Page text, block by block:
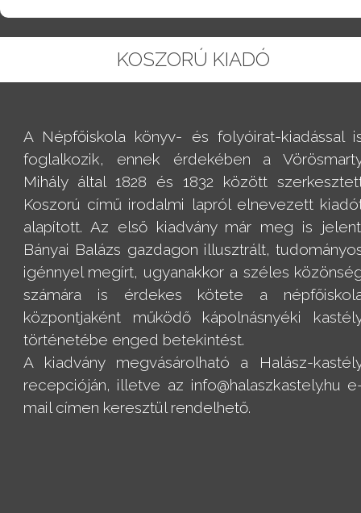
KOSZORÚ KIADÓ
A Népfőiskola könyv- és folyóirat-kiadással
foglalkozik, ennek érdekében a
Mihály által 1828 és 1832 között
Koszorú című irodalmi lapról elnevezett
alapított. Az első kiadvány már meg is
Bányai Balázs gazdagon illusztrált,
igénnyel megírt, ugyanakkor a széles
számára is érdekes kötete a
központjaként működő kápolnásnyéki
történetébe enged betekintést.
A kiadvány megvásárolható a Halász-
recepcióján, illetve az info@halaszkastely.hu
mail címen keresztül rendelhető.